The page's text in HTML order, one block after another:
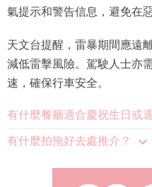
氣提示和警告信息，避免在
天文台提醒，雷暴期間應遠
減低雷擊風險。駕駛人士亦
速，確保行車安全。
有什麼餐廳適合慶祝生日或
有什麼拍拖好去處推介？